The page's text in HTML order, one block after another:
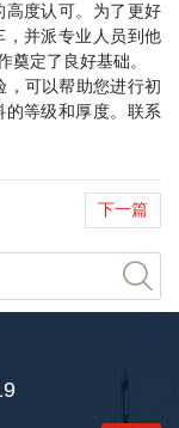
高度认可。为了更好
，并派专业人员到他
奠定了良好基础。
，可以帮助您进行初
等级和厚度。联系
下一篇